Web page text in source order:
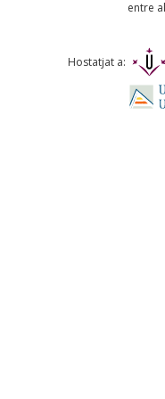
Comentari *
entre
Hostatjat a: